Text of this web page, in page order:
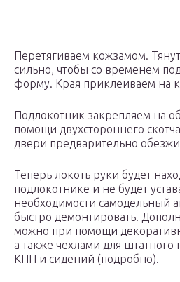
Перетягиваем кожзамом.
сильно, чтобы со временем
форму. Края приклеиваем на
Подлокотник закрепляем на
помощи двухстороннего
двери предварительно
Теперь локоть руки будет
подлокотнике и не будет
необходимости самодельный
быстро демонтировать.
можно при помощи
а также чехлами для штатного
КПП и сидений (подробно).